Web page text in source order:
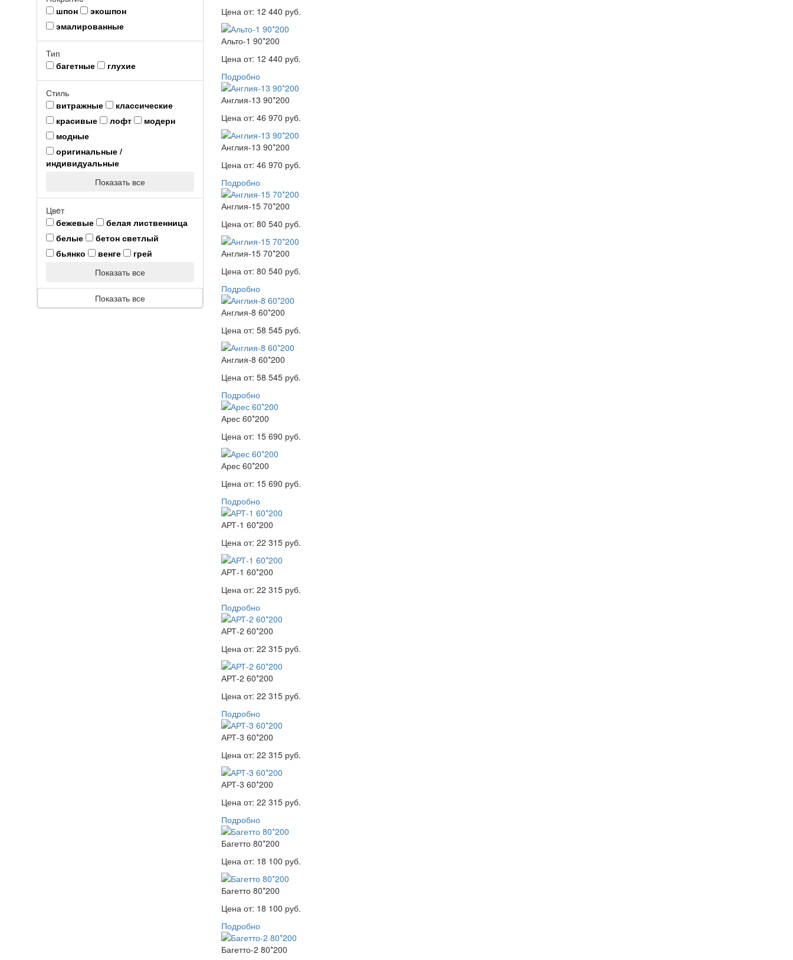
шпон
экошпон
эмалированные
Тип
багетные
глухие
Стиль
витражные
классические
красивые
лофт
модерн
модные
оригинальные /
индивидуальные
Показать все
Цвeт
бежевые
белая лиственница
белые
бетон светлый
бьянко
венге
грей
Показать все
Показать все
Цена от: 12 440 руб.
Альто-1 90*200
Цена от: 12 440 руб.
Подробно
Англия-13 90*200
Цена от: 46 970 руб.
Англия-13 90*200
Цена от: 46 970 руб.
Подробно
Англия-15 70*200
Цена от: 80 540 руб.
Англия-15 70*200
Цена от: 80 540 руб.
Подробно
Англия-8 60*200
Цена от: 58 545 руб.
Англия-8 60*200
Цена от: 58 545 руб.
Подробно
Арес 60*200
Цена от: 15 690 руб.
Арес 60*200
Цена от: 15 690 руб.
Подробно
АРТ-1 60*200
Цена от: 22 315 руб.
АРТ-1 60*200
Цена от: 22 315 руб.
Подробно
АРТ-2 60*200
Цена от: 22 315 руб.
АРТ-2 60*200
Цена от: 22 315 руб.
Подробно
АРТ-3 60*200
Цена от: 22 315 руб.
АРТ-3 60*200
Цена от: 22 315 руб.
Подробно
Багетто 80*200
Цена от: 18 100 руб.
Багетто 80*200
Цена от: 18 100 руб.
Подробно
Багетто-2 80*200